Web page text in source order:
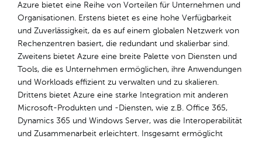
Azure bietet eine Reihe von Vorteilen für Unternehmen und
Organisationen. Erstens bietet es eine hohe Verfügbarkeit
und Zuverlässigkeit, da es auf einem globalen Netzwerk von
Rechenzentren basiert, die redundant und skalierbar sind.
Zweitens bietet Azure eine breite Palette von Diensten und
Tools, die es Unternehmen ermöglichen, ihre Anwendungen
und Workloads effizient zu verwalten und zu skalieren.
Drittens bietet Azure eine starke Integration mit anderen
Microsoft-Produkten und -Diensten, wie z.B. Office 365,
Dynamics 365 und Windows Server, was die Interoperabilität
und Zusammenarbeit erleichtert. Insgesamt ermöglicht